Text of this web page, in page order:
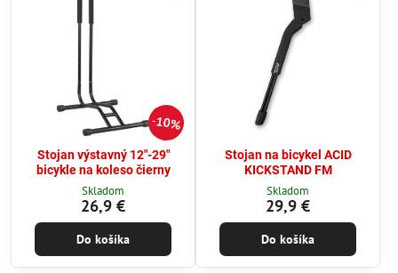
10%
Stojan výstavný 12"-29"
bicykle na koleso čierny
Skladom
26,9 €
Do košíka
Stojan na bicykel ACID
KICKSTAND FM
Skladom
29,9 €
Do košíka